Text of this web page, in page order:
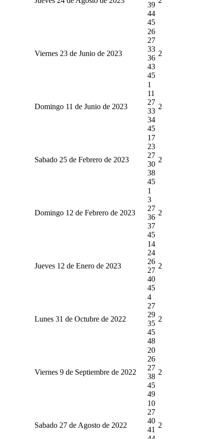
39
44
45
Viernes 23 de Junio de 2023
26
27
33
36
43
45
2
Domingo 11 de Junio de 2023
1
11
27
33
34
45
2
Sabado 25 de Febrero de 2023
17
23
27
30
38
45
2
Domingo 12 de Febrero de 2023
1
3
27
36
37
45
2
Jueves 12 de Enero de 2023
14
24
26
27
40
45
2
Lunes 31 de Octubre de 2022
4
27
29
35
45
48
2
Viernes 9 de Septiembre de 2022
20
26
27
38
45
49
2
Sabado 27 de Agosto de 2022
10
27
40
41
2